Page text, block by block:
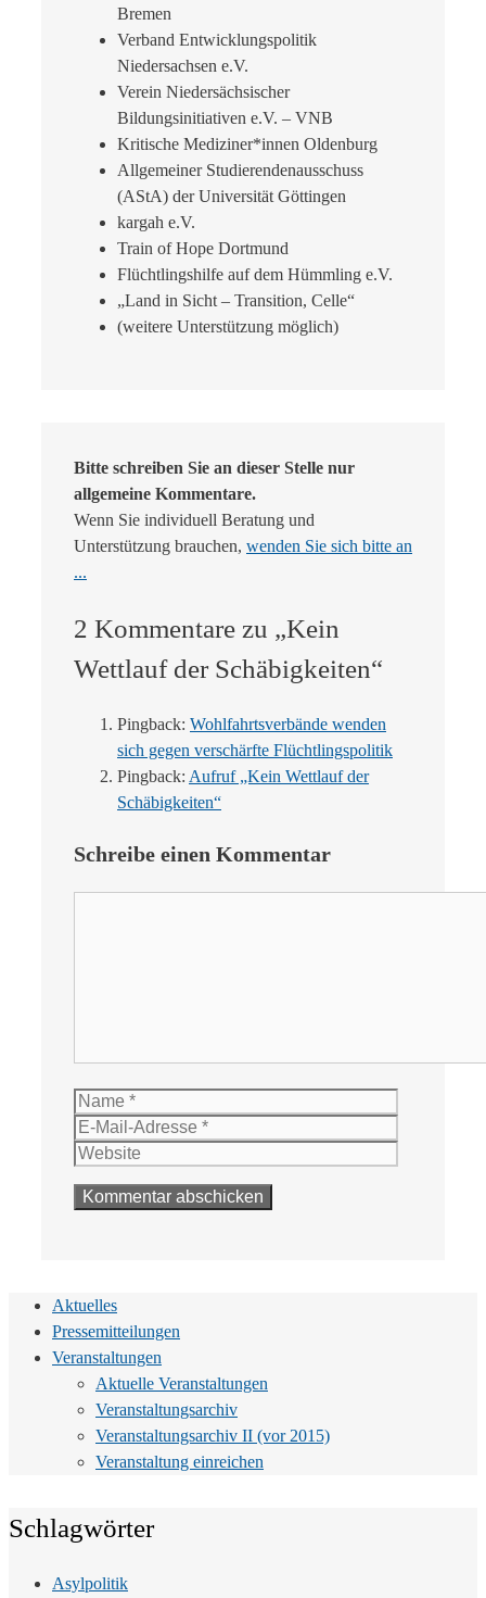
Bremen
Verband Entwicklungspolitik
Niedersachsen e.V.
Verein Niedersächsischer
Bildungsinitiativen e.V. – VNB
Kritische Mediziner*innen Oldenburg
Allgemeiner Studierendenausschuss
(AStA) der Universität Göttingen
kargah e.V.
Train of Hope Dortmund
Flüchtlingshilfe auf dem Hümmling e.V.
„Land in Sicht – Transition, Celle“
(weitere Unterstützung möglich)
Bitte schreiben Sie an dieser Stelle nur
allgemeine Kommentare.
Wenn Sie individuell Beratung und
Unterstützung brauchen, wenden Sie sich bitte an
...
2 Kommentare zu „Kein
Wettlauf der Schäbigkeiten“
Pingback: Wohlfahrtsverbände wenden
sich gegen verschärfte Flüchtlingspolitik
Pingback: Aufruf „Kein Wettlauf der
Schäbigkeiten“
Schreibe einen Kommentar
Name
Aktuelles
Pressemitteilungen
Veranstaltungen
Aktuelle Veranstaltungen
Veranstaltungsarchiv
Veranstaltungsarchiv II (vor 2015)
Veranstaltung einreichen
Schlagwörter
Asylpolitik